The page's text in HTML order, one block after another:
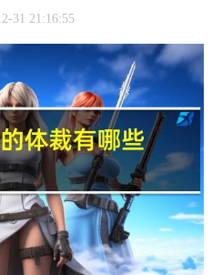
31 21:16:55